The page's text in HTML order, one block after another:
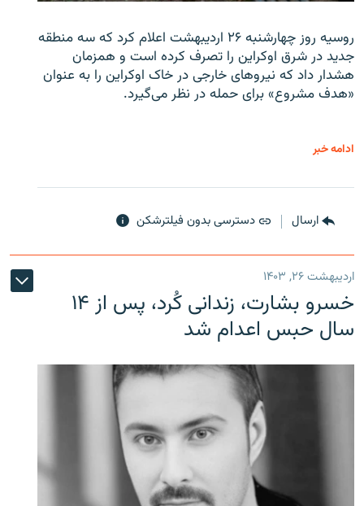
روسیه روز چهارشنبه ۲۶ اردیبهشت اعلام کرد که سه منطقه
جدید در شرق اوکراین را تصرف کرده است و همزمان
هشدار داد که نیروهای خارجی در خاک اوکراین را به عنوان
«هدف مشروع» برای حمله در نظر می‌گیرد.
ادامه خبر
ارسال دسترسی بدون فیلترشکن
اردیبهشت ۲۶, ۱۴۰۳
خسرو بشارت، زندانی کُرد، پس از ۱۴
سال حبس اعدام شد